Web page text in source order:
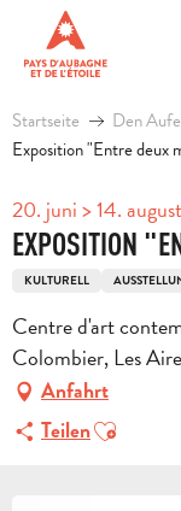
contenu
principal
Startseite Den
Exposition "Entre deux
20. juni > 14.
EXPOSITION
KULTURELL
Centre d'art
Colombier, Les
Anfahrt
TeilenAjouter